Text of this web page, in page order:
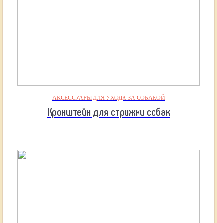
АКСЕССУАРЫ ДЛЯ УХОДА ЗА СОБАКОЙ
Кронштейн для стрижки собак